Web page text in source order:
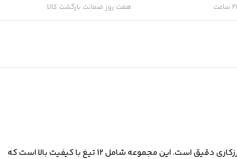
هفت روز ضمانت بازگشت کالا
ست 12 عددی تیغ اور فرز مدل RH-5341 رونیکس مجموعه‌ای کامل و کاربردی برای انجام انواع برش‌ها و کارهای فرزکاری دقیق است. این مجموعه شامل 12 تیغ با کیفیت بالا است که